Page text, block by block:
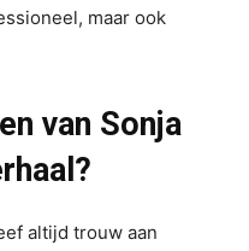
maar ook
van Sonja
altijd trouw aan